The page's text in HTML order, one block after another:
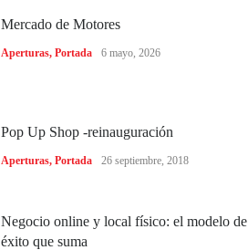
Mercado de Motores
Aperturas, Portada 6 mayo, 2026
Pop Up Shop -reinauguración
Aperturas, Portada 26 septiembre, 2018
Negocio online y local físico: el modelo de
éxito que suma